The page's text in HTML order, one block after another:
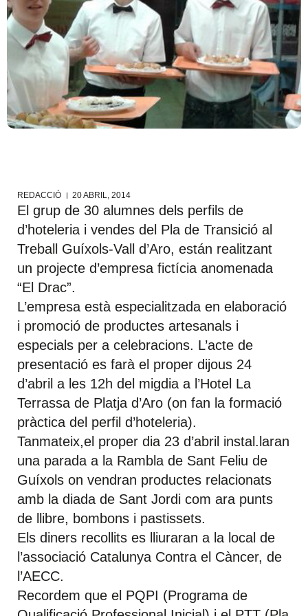
REDACCIÓ 20 ABRIL, 2014
El grup de 30 alumnes dels perfils de
d’hoteleria i vendes del Pla de Transició al
Treball Guíxols-Vall d’Aro, están realitzant
un projecte d’empresa fictícia anomenada
“El Drac”.
L’empresa està especialitzada en elaboració
i promoció de productes artesanals i
especials per a celebracions. L’acte de
presentació es farà el proper dijous 24
d’abril a les 12h del migdia a l’Hotel La
Terrassa de Platja d’Aro (on fan la formació
pràctica del perfil d’hoteleria).
Tanmateix,el proper dia 23 d’abril instal.laran
una parada a la Rambla de Sant Feliu de
Guíxols on vendran productes relacionats
amb la diada de Sant Jordi com ara punts
de llibre, bombons i pastissets.
Els diners recollits es lliuraran a la local de
l’associació Catalunya Contra el Càncer, de
l’AECC.
Recordem que el PQPI (Programa de